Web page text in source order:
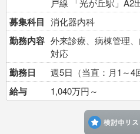
戸線 「光が丘駅」A2
募集科目 消化器内科
勤務内容 外来診療、病棟管理
対応
勤務日 週5日（当直：月1～4
給与 1,040万円～